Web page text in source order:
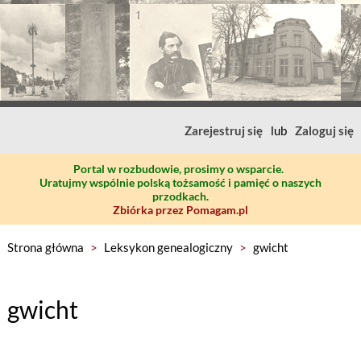
Zarejestruj się lub Zaloguj się
Portal w rozbudowie, prosimy o wsparcie.
Uratujmy wspólnie polską tożsamość i pamięć o naszych
przodkach.
Zbiórka przez Pomagam.pl
Strona główna > Leksykon genealogiczny > gwicht
gwicht